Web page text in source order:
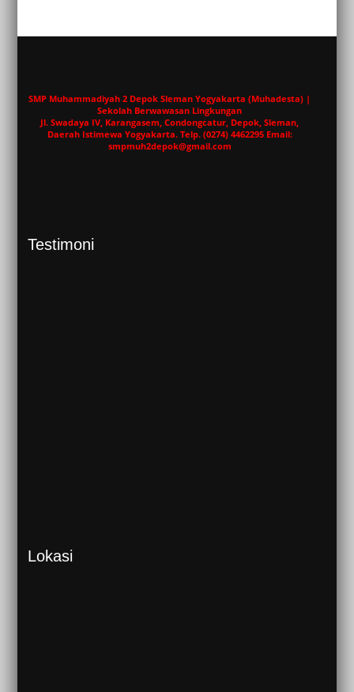
SMP Muhammadiyah 2 Depok Sleman Yogyakarta (Muhadesta) |
Sekolah Berwawasan Lingkungan
Jl. Swadaya IV, Karangasem, Condongcatur, Depok, Sleman,
Daerah Istimewa Yogyakarta. Telp. (0274) 4462295 Email:
smpmuh2depok@gmail.com
Testimoni
Lokasi